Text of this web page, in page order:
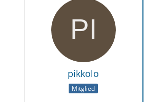
pikkolo
Mitglied